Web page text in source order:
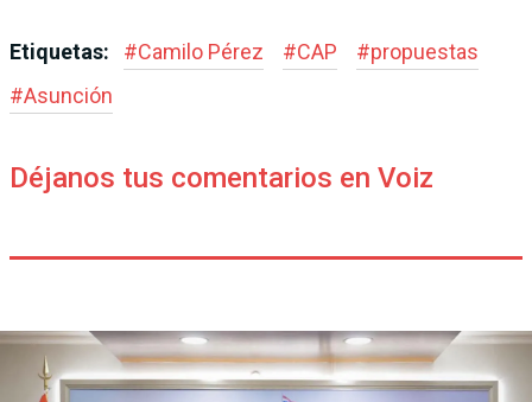
Etiquetas: #Camilo Pérez #CAP #propuestas
#Asunción
Déjanos tus comentarios en Voiz